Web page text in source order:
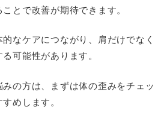
とで改善が期待できます。
なケアにつながり、肩だけでなく
可能性があります。
の方は、まずは体の歪みをチェッ
めします。